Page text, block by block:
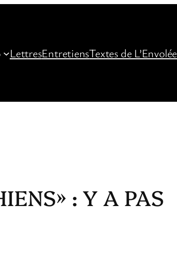
LettresEntretiensTextes de L’Envolée
: Y A PAS